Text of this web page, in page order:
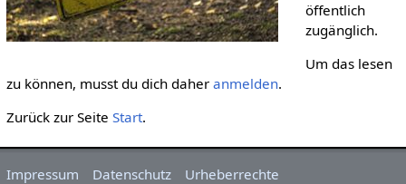
öffentlich
zugänglich.
Um das lesen
zu können, musst du dich daher anmelden.
Zurück zur Seite Start.
Impressum Datenschutz Urheberrechte